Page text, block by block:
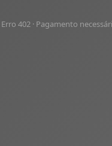
Erro 402 · Pagamento